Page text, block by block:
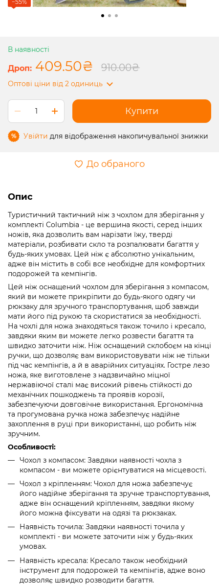
−55%
В наявності
409.50₴ 910.00₴
Оптові ціни від 2 одиниць
Купити
% Увійти для відображення накопичувальної знижки
До обраного
Опис
Туристичний тактичний ніж з чохлом для зберігання у
комплекті Columbia - це вершина якості, серед інших
ножів, яка дозволить вам нарізати їжу, тверді
матеріали, розбивати скло та розпалювати багаття у
будь-яких умовах. Цей ніж є абсолютно унікальним,
адже він містить в собі все необхідне для комфортних
подорожей та кемпінгів.
Цей ніж оснащений чохлом для зберігання з компасом,
який ви можете прикріпити до будь-якого одягу чи
рюкзаку для зручного транспортування, щоб завжди
мати його під рукою та скористатися за необхідності.
На чохлі для ножа знаходяться також точило і кресало,
завдяки яким ви можете легко розвести багаття та
швидко заточити ніж. Ніж оснащений склобоєм на кінці
ручки, що дозволяє вам використовувати ніж не тільки
під час кемпінгів, а й в аварійних ситуаціях. Гостре лезо
ножа, яке виготовлене з надзвичайно міцної
нержавіючої сталі має високий рівень стійкості до
механічних пошкоджень та проявів корозії,
забезпечуючи довговічне використання. Ергономічна
та прогумована ручка ножа забезпечує надійне
захоплення в руці при використанні, що робить ніж
зручним.
Особливості:
Чохол з компасом: Завдяки наявності чохла з
компасом - ви можете орієнтуватися на місцевості.
Чохол з кріпленням: Чохол для ножа забезпечує
його надійне зберігання та зручне транспортування,
адже він оснащений кріпленням, завдяки якому
його можна фіксувати на одязі та рюкзаках.
Наявність точила: Завдяки наявності точила у
комплекті - ви можете заточити ніж у будь-яких
умовах.
Наявність кресала: Кресало також необхідний
інструмент для подорожей та кемпінгів, адже воно
дозволяє швидко розводити багаття.